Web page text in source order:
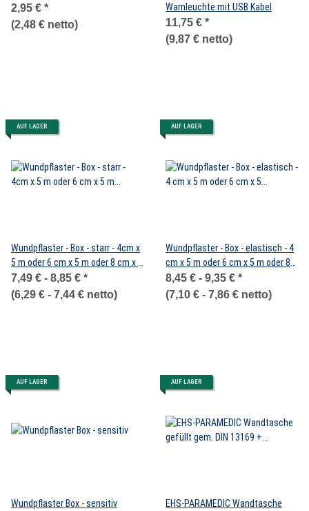
2,95 € *
(2,48 € netto)
Warnleuchte mit USB Kabel
11,75 € *
(9,87 € netto)
AUF LAGER
Wundpflaster - Box - starr - 4cm x
5 m oder 6 cm x 5 m oder 8 cm x 5
m
7,49 € - 8,85 € *
(6,29 € - 7,44 € netto)
AUF LAGER
Wundpflaster - Box - elastisch - 4
cm x 5 m oder 6 cm x 5 m oder 8
cm x 5 m
8,45 € - 9,35 € *
(7,10 € - 7,86 € netto)
AUF LAGER
Wundpflaster Box - sensitiv
AUF LAGER
EHS-PARAMEDIC Wandtasche